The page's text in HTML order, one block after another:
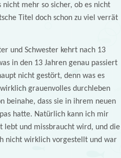
mehr so sicher, ob es nicht
Titel doch schon zu viel verrät
und Schwester kehrt nach 13
in den 13 Jahren genau passiert
nicht gestört, denn was es
grauenvolles durchleben
beinahe, dass sie in ihrem neuen
hatte. Natürlich kann ich mir
lebt und missbraucht wird, und die
nicht wirklich vorgestellt und war